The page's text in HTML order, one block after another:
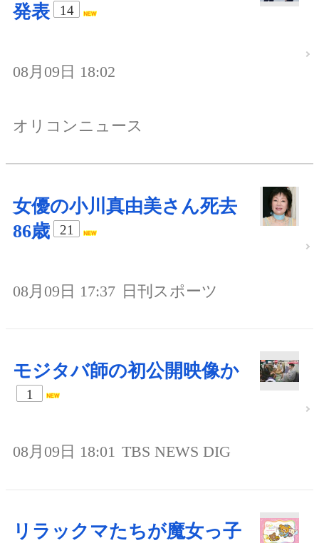
発表
14
08月09日 18:02
オリコンニュース
女優の小川真由美さん死去
86歳
21
08月09日 17:37 日刊スポーツ
モジタバ師の初公開映像か
1
08月09日 18:01 TBS NEWS DIG
リラックマたちが魔女っ子